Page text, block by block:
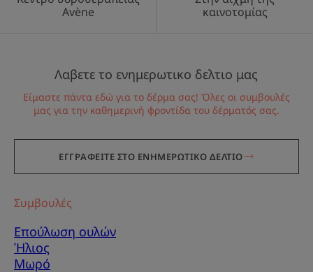
Avène
καινοτομίας
Λαβετε το ενημερωτικο δελτιο μας
Είμαστε πάντα εδώ για το δέρμα σας! Όλες οι συμβουλές
μας για την καθημερινή φροντίδα του δέρματός σας.
ΕΓΓΡΑΦΕΙΤΕ ΣΤΟ ΕΝΗΜΕΡΩΤΙΚΟ ΔΕΛΤΙΟ
Συμβουλές
Επούλωση ουλών
Ήλιος
Μωρό